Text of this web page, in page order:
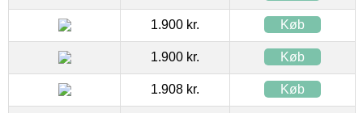
1.900 kr. Køb
1.900 kr. Køb
1.908 kr. Køb